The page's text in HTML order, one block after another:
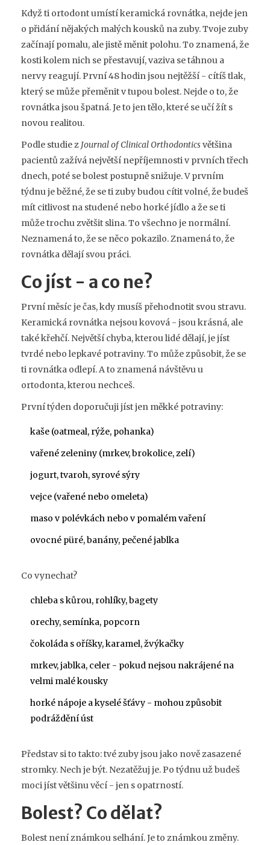
Když ti ortodont umístí keramická rovnátka, nejde jen
o přidání nějakých malých kousků na zuby. Tvoje zuby
začínají pomalu, ale jistě měnit polohu. To znamená, že
kosti kolem nich se přestavují, vaziva se táhnou a
nervy reagují. První 48 hodin jsou nejtěžší - cítíš tlak,
který se může přeměnit v tupou bolest. Nejde o to, že
rovnátka jsou špatná. Je to jen tělo, které se učí žít s
novou realitou.
Podle studie z Journal of Clinical Orthodonticsvětšina
pacientů zažívá největší nepříjemnosti v prvních třech
dnech, poté se bolest postupně snižuje. V prvním
týdnu je běžné, že se ti zuby budou cítit volné, že budeš
mít citlivost na studené nebo horké jídlo a že se ti
může trochu zvětšit slina. To všechno je normální.
Neznamená to, že se něco pokazilo. Znamená to, že
rovnátka dělají svou práci.
Co jíst - a co ne?
První měsíc je čas, kdy musíš přehodnotit svou stravu.
Keramická rovnátka nejsou kovová - jsou krásná, ale
také křehčí. Největší chyba, kterou lidé dělají, je jíst
tvrdé nebo lepkavé potraviny. To může způsobit, že se
ti rovnátka odlepí. A to znamená návštěvu u
ortodonta, kterou nechceš.
První týden doporučuji jíst jen měkké potraviny:
kaše (oatmeal, rýže, pohanka)
vařené zeleniny (mrkev, brokolice, zelí)
jogurt, tvaroh, syrové sýry
vejce (vařené nebo omeleta)
maso v polévkách nebo v pomalém vaření
ovocné püré, banány, pečené jablka
Co vynechat?
chleba s kůrou, rohlíky, bagety
orechy, semínka, popcorn
čokoláda s oříšky, karamel, žvýkačky
mrkev, jablka, celer - pokud nejsou nakrájené na
velmi malé kousky
horké nápoje a kyselé šťávy - mohou způsobit
podráždění úst
Představ si to takto: tvé zuby jsou jako nově zasazené
stromky. Nech je být. Nezatěžuj je. Po týdnu už budeš
moci jíst většinu věcí - jen s opatrností.
Bolest? Co dělat?
Bolest není známkou selhání. Je to známkou změny.